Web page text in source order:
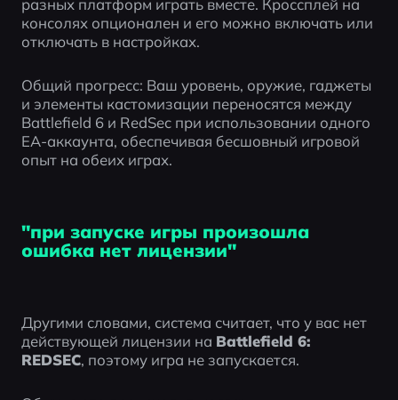
разных платформ играть вместе. Кроссплей на
консолях опционален и его можно включать или
отключать в настройках.
Общий прогресс: Ваш уровень, оружие, гаджеты
и элементы кастомизации переносятся между
Battlefield 6 и RedSec при использовании одного
EA-аккаунта, обеспечивая бесшовный игровой
опыт на обеих играх.
"при запуске игры произошла
ошибка нет лицензии"
Другими словами, система считает, что у вас нет
действующей лицензии на Battlefield 6:
REDSEC, поэтому игра не запускается.